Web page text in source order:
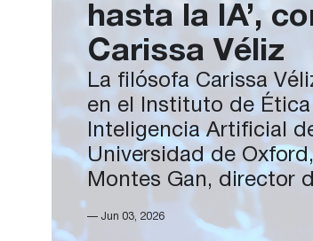
hasta la IA’,
Carissa Véliz
La filósofa Carissa
en el Instituto de Ética
Inteligencia Artificial
Universidad de
Montes Gan, director
Fundación Rafael del
protagonizarán el
— Jun 03, 2026